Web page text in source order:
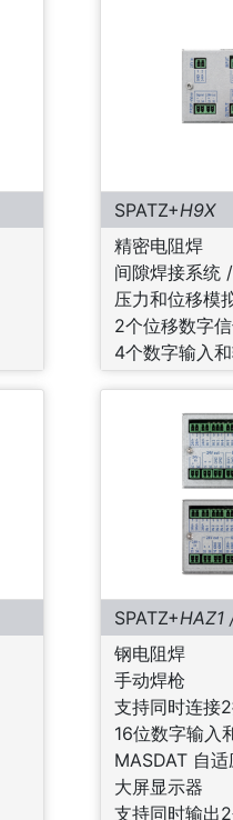
SPATZ+H9X
精密电阻焊
间隙焊接系统
压力和位移模
2个位移数字
4个数字输入
SPATZ+HAZ1
钢电阻焊
手动焊枪
支持同时连接
16位数字输入
MASDAT 自
大屏显示器
支持同时输出